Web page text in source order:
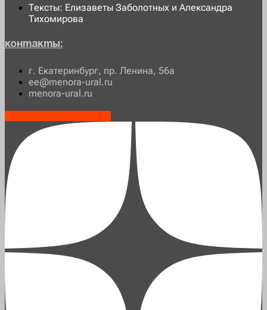
Тексты: Елизаветы Заболотных и Александра
Тихомирова
Контакты:
г. Екатеринбург, пр. Ленина, 56а
ee@menora-ural.ru
menora-ural.ru